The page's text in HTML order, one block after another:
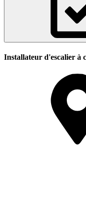
Installateur d'escalier à